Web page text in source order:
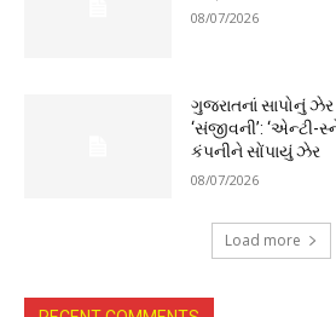
08/07/2026
ગુજરાતનાં સાપોનું
‘સંજીવની’: ‘એન્ટી-
કંપનીને સોંપાયું ઝેર
08/07/2026
Load more